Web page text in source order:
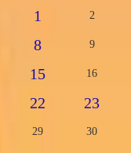
1 2
8 9
15 16
22 23
29 30